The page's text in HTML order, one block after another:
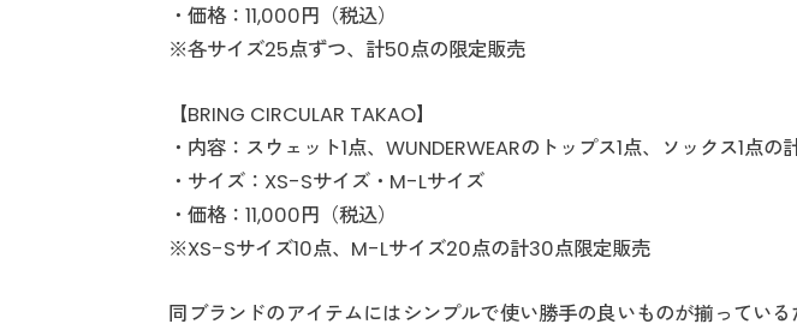
・価格：11,000円（税込）
※各サイズ25点ずつ、計50点の限定販売
【BRING CIRCULAR TAKAO】
・内容：スウェット1点、WUNDERWEARのトップス1点、ソックス1点の
・サイズ：XS-Sサイズ・M-Lサイズ
・価格：11,000円（税込）
※XS-Sサイズ10点、M-Lサイズ20点の計30点限定販売
同ブランドのアイテムにはシンプルで使い勝手の良いものが揃ってい